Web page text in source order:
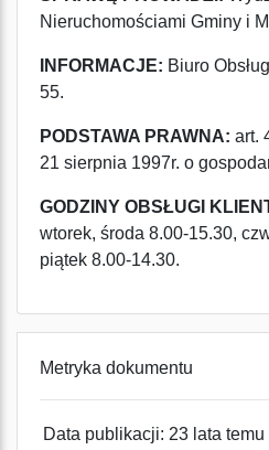
Nieruchomościami Gminy i
INFORMACJE: Biuro
55.
PODSTAWA PRAWNA: art.
21 sierpnia 1997r. o
GODZINY OBSŁUGI
wtorek, środa 8.00-15.30,
piątek 8.00-14.30.
Metryka dokumentu
Data publikacji: 23 lata temu